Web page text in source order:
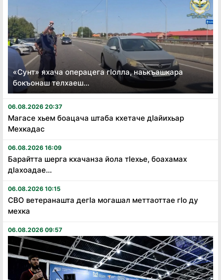
«Сунт» яхача операцега гӏолла, наькъашкара
бокъонаш телхаеш...
06.08.2026 20:37
Магасе хьем боацача штаба кхетаче дӏайихьар
Мехкадас
06.08.2026 16:09
Барайтта шерга кхачанза йола тӏехье, боахамах
дӏахоадае...
06.08.2026 10:15
СВО ветеранашта дегӏа могашал меттаоттае гӏо ду
мехка
06.08.2026 09:57